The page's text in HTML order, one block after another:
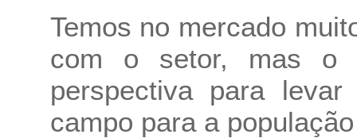
Temos no mercado
com o setor, mas o
perspectiva para
campo para a